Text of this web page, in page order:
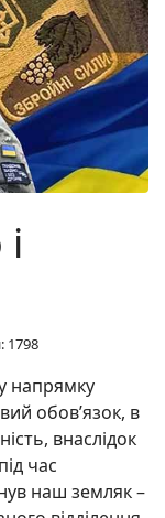
1798
напрямку
обов’язок, в
внаслідок
час
наш земляк –